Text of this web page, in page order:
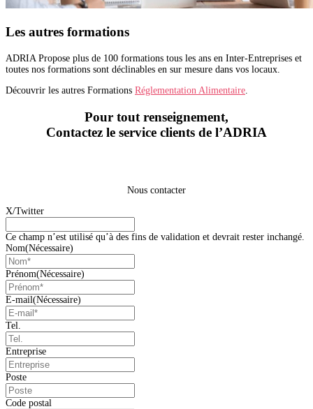
Les autres formations
ADRIA Propose plus de 100 formations tous les ans en Inter-Entreprises et
toutes nos formations sont déclinables en sur mesure dans vos locaux.
Découvrir les autres Formations Réglementation Alimentaire.
Pour tout renseignement,
Contactez le service clients de l’ADRIA
Nous contacter
X/Twitter
Ce champ n’est utilisé qu’à des fins de validation et devrait rester inchangé.
Nom(Nécessaire)
Prénom(Nécessaire)
E-mail(Nécessaire)
Tel.
Entreprise
Poste
Code postal